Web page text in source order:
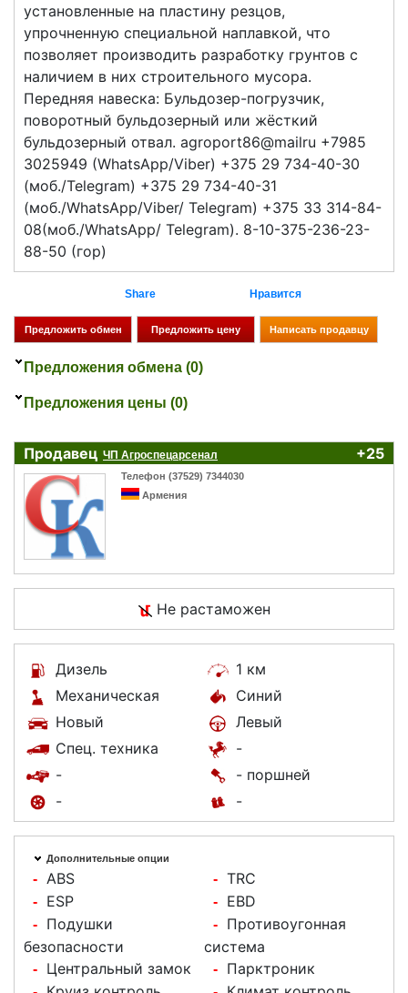
установленные на пластину резцов,
упрочненную специальной наплавкой, что
позволяет производить разработку грунтов с
наличием в них строительного мусора.
Передняя навеска: Бульдозер-погрузчик,
поворотный бульдозерный или жёсткий
бульдозерный отвал. agroport86@mailru +7985
3025949 (WhatsApp/Viber) +375 29 734-40-30
(моб./Telegram) +375 29 734-40-31
(моб./WhatsApp/Viber/ Telegram) +375 33 314-84-
08(моб./WhatsApp/ Telegram). 8-10-375-236-23-
88-50 (гор)
Share Нравится
Предложения обмена (0)
Предложения цены (0)
Продавец ЧП Агроспецарсенал +25
Телефон (37529) 7344030
Армения
Не растаможен
Дизель
1 км
Механическая
Синий
Новый
Левый
Спец. техника
-
-
- поршней
-
-
Дополнительные опции
- ABS - TRC
- ESP - EBD
-
Подушки
безопасности
-
Противоугонная
система
- Центральный замок - Парктроник